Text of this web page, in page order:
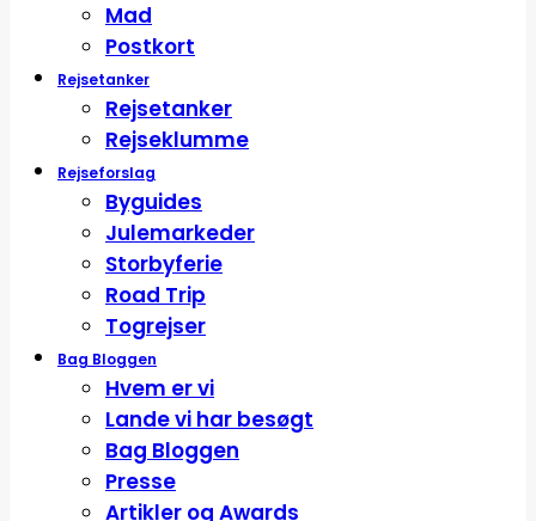
Mad
Postkort
Rejsetanker
Rejsetanker
Rejseklumme
Rejseforslag
Byguides
Julemarkeder
Storbyferie
Road Trip
Togrejser
Bag Bloggen
Hvem er vi
Lande vi har besøgt
Bag Bloggen
Presse
Artikler og Awards